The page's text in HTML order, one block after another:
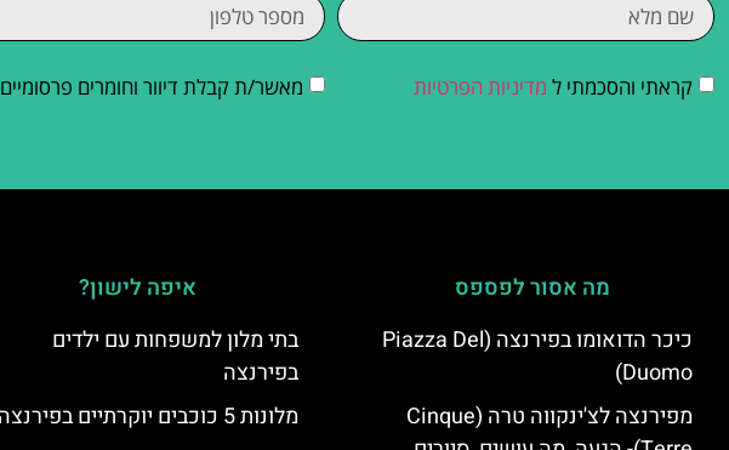
קראתי והסכמתי ל מדיניות הפרטיות מאשר/ת קבלת דיוור וחומרים פרסומיים
מה אסור לפספס
כיכר הדואומו בפירנצה (Piazza Del
Duomo)
מפירנצה לצ'ינקווה טרה (Cinque
איפה לישון?
בתי מלון למשפחות עם ילדים
בפירנצה
מלונות 5 כוכבים יוקרתיים בפירנצה